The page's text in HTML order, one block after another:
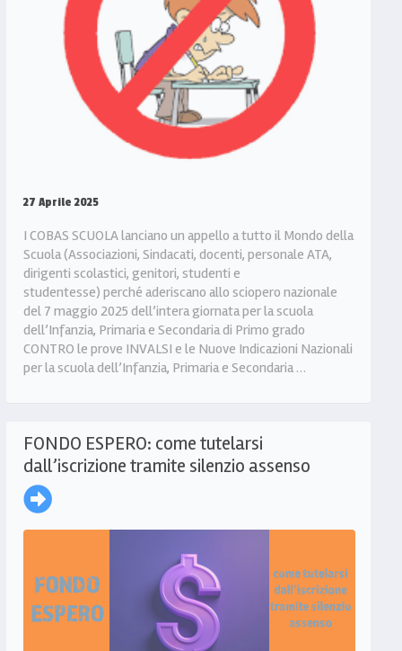
27 Aprile 2025
I COBAS SCUOLA lanciano un appello a tutto il Mondo della
Scuola (Associazioni, Sindacati, docenti, personale ATA,
dirigenti scolastici, genitori, studenti e
studentesse) perché aderiscano allo sciopero nazionale
del 7 maggio 2025 dell’intera giornata per la scuola
dell’Infanzia, Primaria e Secondaria di Primo grado
CONTRO le prove INVALSI e le Nuove Indicazioni Nazionali
per la scuola dell’Infanzia, Primaria e Secondaria …
FONDO ESPERO: come tutelarsi
dall’iscrizione tramite silenzio assenso